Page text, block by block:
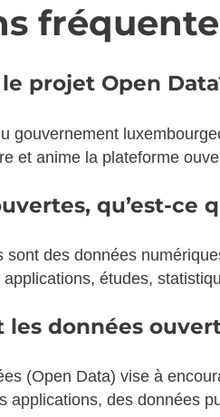
projet Open
gouvernement
et anime la plateforme
qu’est-ce
sont des données
études,
les données
(Open Data) vise à
applications, des données